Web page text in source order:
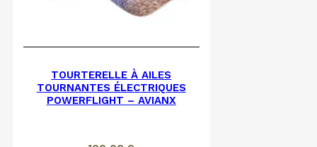
TOURTERELLE À AILES
TOURNANTES ÉLECTRIQUES
POWERFLIGHT – AVIANX